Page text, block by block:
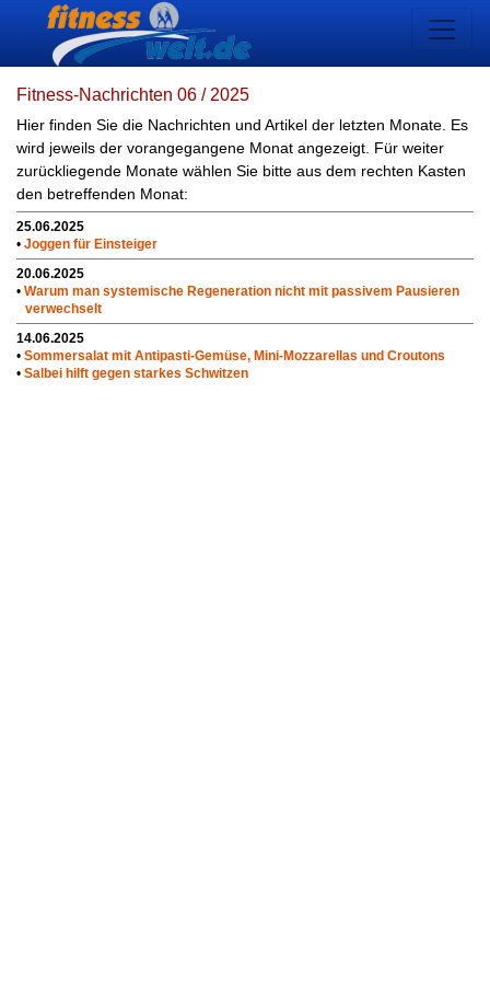
Fitness-Nachrichten 06 / 2025
Hier finden Sie die Nachrichten und Artikel der letzten Monate. Es
wird jeweils der vorangegangene Monat angezeigt. Für weiter
zurückliegende Monate wählen Sie bitte aus dem rechten Kasten
den betreffenden Monat:
25.06.2025
• Joggen für Einsteiger
20.06.2025
• Warum man systemische Regeneration nicht mit passivem Pausieren
verwechselt
14.06.2025
• Sommersalat mit Antipasti-Gemüse, Mini-Mozzarellas und Croutons
• Salbei hilft gegen starkes Schwitzen